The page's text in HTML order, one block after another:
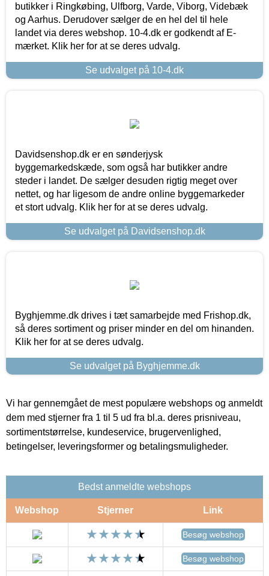
butikker i Ringkøbing, Ulfborg, Varde, Viborg, Videbæk
og Aarhus. Derudover sælger de en hel del til hele
landet via deres webshop. 10-4.dk er godkendt af E-
mærket. Klik her for at se deres udvalg.
Se udvalget på 10-4.dk
Davidsenshop.dk er en sønderjysk
byggemarkedskæde, som også har butikker andre
steder i landet. De sælger desuden rigtig meget over
nettet, og har ligesom de andre online byggemarkeder
et stort udvalg. Klik her for at se deres udvalg.
Se udvalget på Davidsenshop.dk
Byghjemme.dk drives i tæt samarbejde med Frishop.dk,
så deres sortiment og priser minder en del om hinanden.
Klik her for at se deres udvalg.
Se udvalget på Byghjemme.dk
Vi har gennemgået de mest populære webshops og anmeldt
dem med stjerner fra 1 til 5 ud fra bl.a. deres prisniveau,
sortimentstørrelse, kundeservice, brugervenlighed,
betingelser, leveringsformer og betalingsmuligheder.
Bedst anmeldte webshops
Webshop Stjerner Link
Besøg webshop
Besøg webshop